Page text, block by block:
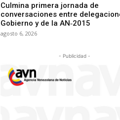
Culmina primera jornada de
conversaciones entre
Gobierno y de la AN‑2015
agosto 6, 2026
- Publicidad -